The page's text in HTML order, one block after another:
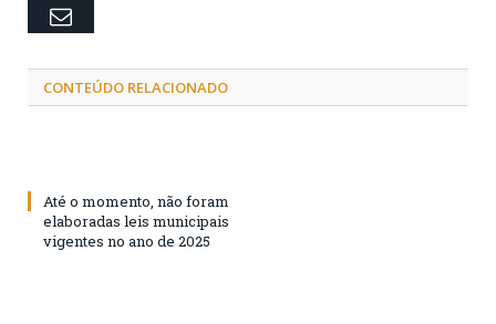
Email
CONTEÚDO RELACIONADO
Até o momento, não foram
elaboradas leis municipais
vigentes no ano de 2025